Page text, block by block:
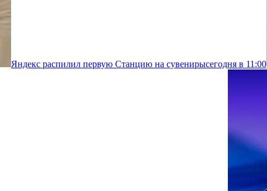
Яндекс распилил первую Станцию на сувенирысегодня в 11:00